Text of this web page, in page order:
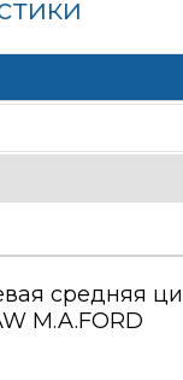
средняя
M.A.FORD